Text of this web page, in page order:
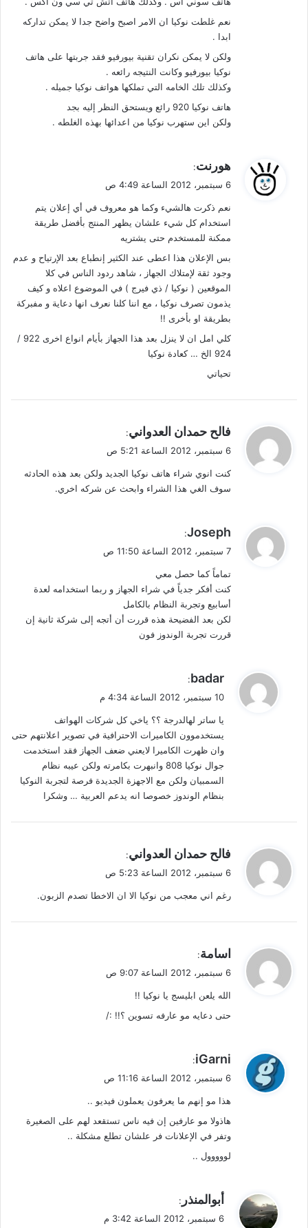
نعم غلطت نوكيا ان الامر اصبح واضح جدا لا يمكن تداركه
ابدا .
ولكن لا يمكن نكران تقنية بيورفيو فقد جربتها على هاتف
نوكيا بيورفيو وكانت النتيجه رائعه .
وكذلك تلك الخامه التي تملكها هواتف نوكيا جميله .
هاتف نوكيا 920 رائع ويستحق النظر إليه بجد
ولكن اين ستهرب نوكيا من اعدائها بهذه الغلطه .
ل
هورنت:
6 سبتمبر، 2012 الساعة 4:49 ص
نعم ذكرت هالشيء وكما هو معروف في أي إعلان يتم
استخدام كل شيء علشان يظهر المنتج بأفضل طريقة
ممكنة للمستخدم حتى يشتريه
بس الإعلان هذا اعطى عند الكثير إنطباع بعد الإرتياح و عدم
وجود ثقة لإمتلاك الجهاز ، شاهد ردود الناس في كلا
الموقعين ( نوكيا / ذي فيرج ) في الموضوع اعلاه و كيف
يذمون تصرف نوكيا ، مع اننا كلنا نعرف انها دعاية و مفبركة
بطريقة او بأخرى !!
كلي امل ان لا ينزل بعد هذا الجهاز بأيام انواع اخرى 922 /
924 الخ … كعادة نوكيا
تحياتي
ي
ل
فالح حمدان العدواني:
6 سبتمبر، 2012 الساعة 5:21 ص
كنت انوي شراء هاتف نوكيا الجديد ولكن بعد هذه الحادثه
سوف الغي هذا الشراء وابحث عن شركه اخري.
ي
ل
Joseph
:
7 سبتمبر، 2012 الساعة 11:50 ص
تماماً كما حصل معي
كنت أفكر جدياً في شراء الجهاز و ربما استخدامه لعدة
أسابيع وتجربة النظام بالكامل
لكن بعد الفضيحة هذه قررت أن أتجه إلى شركة ثانية إن
قررت تجربة الوندوز فون
ي
ل
badar
:
10 سبتمبر، 2012 الساعة 4:34 م
يا ساتر لهالدرجة ؟؟ ياخي كل شركات الهواتف
يستخدموون الكاميرات الاحترافية في تصوير اعلانتهم حتى
وان ظهرت الكاميرا لايعني ضعف الجهاز فقد استخدمت
جوال نوكيا 808 وانبهرت بكامرته ولكن عيبه نظام
السمبيان ولكن مع الاجهزة الجديدة فرصة لتجربة النوكيا
بنظام الوندوز خصوصا انه يدعم العربية … وشكرا
ي
ل
فالح حمدان العدواني:
6 سبتمبر، 2012 الساعة 5:23 ص
رغم اني معجب من نوكيا الا ان الاخطا تصدم الزبون.
ي
ل
اسامة:
6 سبتمبر، 2012 الساعة 9:07 ص
الله يلعن ابليسج يا نوكيا !!
حتى دعايه مو عارفه تسوين ؟!! :/
ي
ل
iGarni
:
6 سبتمبر، 2012 الساعة 11:16 ص
هذا مو إنهم ما يعرفون يعملون فيديو ..
هاذولا مو عارفين إن فيه ناس تستقعد لهم على الصغيرة
وتفر في الإعلانات فر علشان تطلع مشكلة ..
لووووول ..
يأبوالمنذر :
6 سبتمبر، 2012 الساعة 3:42 م